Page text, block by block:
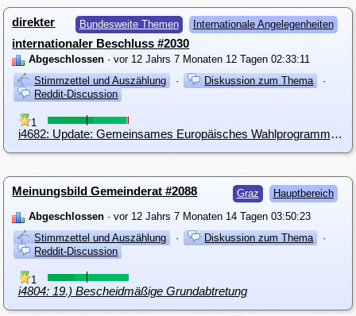
Bundesweite Themen Internationale Angelegenheiten
direkter
internationaler Beschluss #2030
Abgeschlossen · vor 12 Jahrs 7 Monaten 12 Tagen 02:33:11
Stimmzettel und Auszählung
· Diskussion zum Thema
·
Reddit-Discussion
1
i4682: Update: Gemeinsames Europäisches Wahlprogramm (CEEP)
Graz Hauptbereich
Meinungsbild Gemeinderat #2088
Abgeschlossen · vor 12 Jahrs 7 Monaten 14 Tagen 03:50:23
Stimmzettel und Auszählung
· Diskussion zum Thema
·
Reddit-Discussion
1
i4804: 19.) Bescheidmäßige Grundabtretung